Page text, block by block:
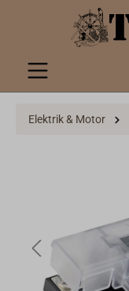
springen
Elektrik & Motor